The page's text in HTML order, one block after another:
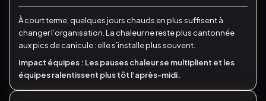
À court terme, quelques jours chauds en plus suffisent à
changer l’organisation. La chaleur ne reste plus cantonnée
aux pics de canicule : elle s’installe plus souvent.
Impact équipes : Les pauses chaleur se multiplient et les
équipes ralentissent plus tôt l’après-midi.